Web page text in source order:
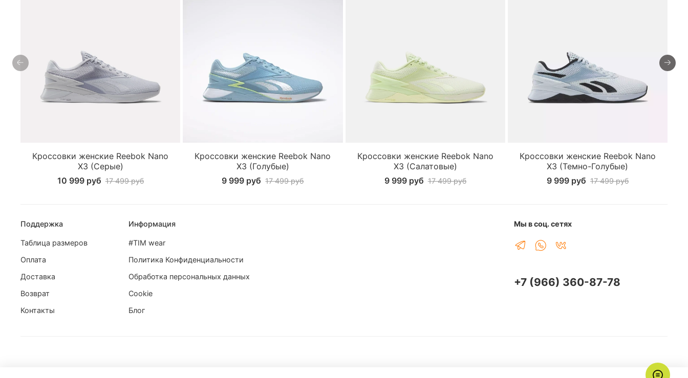
Кроссовки женские Reebok Nano
X3 (Серые)
10 999 руб 17 499 руб
Кроссовки женские Reebok Nano
X3 (Голубые)
9 999 руб 17 499 руб
Кроссовки женские Reebok Nano
X3 (Салатовые)
9 999 руб 17 499 руб
Кроссовки женские Reebok Nano
X3 (Темно-Голубые)
9 999 руб 17 499 руб
Поддержка
Таблица размеров
Оплата
Доставка
Возврат
Контакты
Информация
#TIM wear
Политика Конфиденциальности
Обработка персональных данных
Cookie
Блог
Мы в соц. сетях
+7 (966) 360-87-78